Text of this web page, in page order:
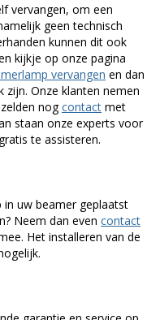
vervangen, om een
geen technisch
kunnen dit ook
kijkje op onze pagina
vervangen en dan
zijn. Onze klanten nemen
nogcontact met
staan onze experts voor
te assisteren.
uw beamer geplaatst
Neem dan even contact
Het installeren van de